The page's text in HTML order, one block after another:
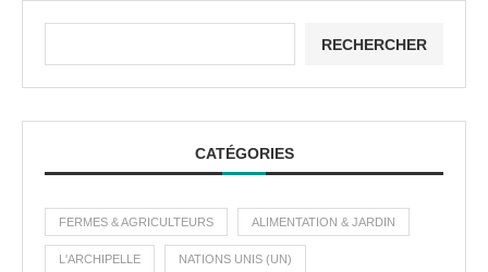
RECHERCHER
CATÉGORIES
FERMES & AGRICULTEURS ALIMENTATION & JARDIN
L'ARCHIPELLE NATIONS UNIS (UN)